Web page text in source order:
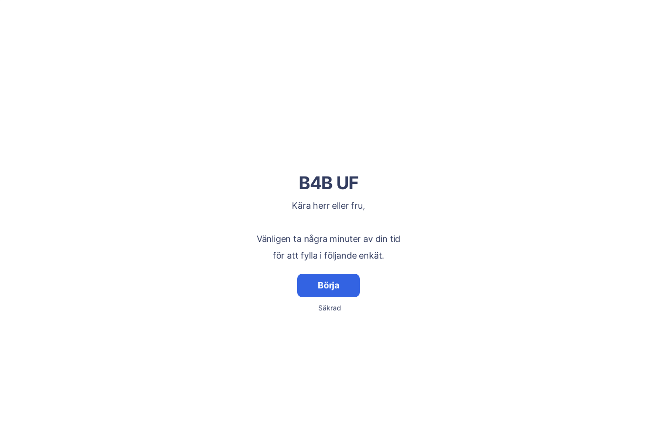
B4B UF
Kära herr eller fru,
Vänligen ta några minuter av din tid
för att fylla i följande enkät.
Börja
Säkrad